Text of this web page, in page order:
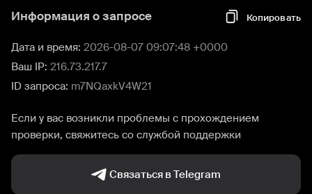
Информация о запросе Копировать
Дата и время: 2026-08-07 09:07:48 +0000
Ваш IP: 216.73.217.7
ID запроса: m7NQaxkV4W21
Если у вас возникли проблемы с прохождением
проверки, свяжитесь со службой поддержки
Связаться в Telegram